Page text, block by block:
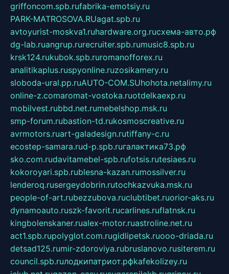
griffoncom.spb.rufabrika-emotsiy.ru
PARK-MATROSOVA.RUagat.spb.ru
avtoyurist-moskva1.ruhardware.org.ruсхема-авто.рф
dg-lab.ruangrup.rurecruiter.spb.rumusic8.spb.ru
krsk124.rukubok.spb.ruromanofforex.ru
analitikaplus.ruspyonline.ruzosikamery.ru
sloboda-ural.pp.ruAUTO-COM.SUhohota.netalimy.ru
online-z.comaromat-vostoka.ruotdelkaexp.ru
mobilvest.rubbd.net.rumebelshop.msk.ru
smp-forum.rubastion-td.rukosmoscreative.ru
avrmotors.ruart-galadesign.rutiffany-c.ru
ecostep-samara.rud-p.spb.ruгалактика73.рф
sko.com.rudavitamebel-spb.rufotsis.rutesiaes.ru
kokoroyari.spb.rublesna-kazan.rumossilver.ru
lenderoq.rusergeydobrin.rutochkazvuka.msk.ru
people-of-art.rubezzubova.ruclubtibet.ruorior-aks.ru
dynamoauto.ruszk-favorit.rucarlines.ruflatnsk.ru
kingbolenskaner.rualex-motor.ruastroline.net.ru
act1.spb.rupolyglot.com.rugidlipetsk.ruooo-driada.ru
detsad125.rumir-zdoroviya.rubruslanovo.rusiterem.ru
council.spb.ruлодкипатриот.рфkafekolizey.ru